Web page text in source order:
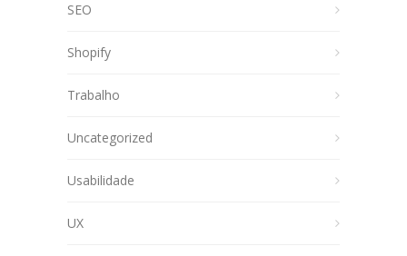
SEO
Shopify
Trabalho
Uncategorized
Usabilidade
UX